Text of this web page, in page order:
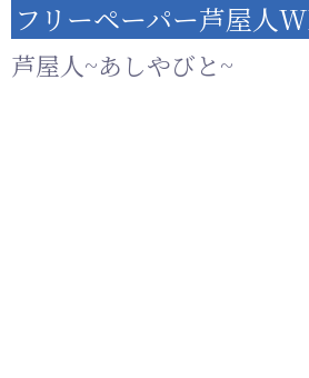
フリーペーパー芦屋人
芦屋人~あしやびと~